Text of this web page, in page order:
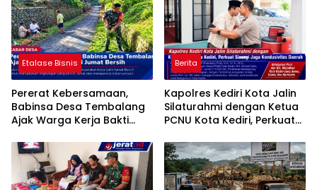
Etalase Bisnis
Pererat Kebersamaan,
Babinsa Desa Tembalang
Ajak Warga Kerja Bakti
Berita
Kapolres Kediri Kota Jalin
Silaturahmi dengan Ketua
PCNU Kota Kediri, Perkuat
Daerah